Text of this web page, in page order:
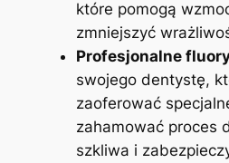
które ‍pomogą
zmniejszyć
Profesjonalne
swojego dentystę,‍
zaoferować
zahamować proces⁣
szkliwa i